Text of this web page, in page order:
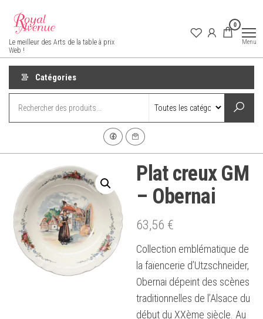
contenu
Royal Avenue
Le meilleur des Arts de la table à prix
Web !
0
Menu
Catégories
Plat creux GM
– Obernai
63,56 €
Collection emblématique de
la faïencerie d’Utzschneider,
Obernai dépeint des scènes
traditionnelles de l’Alsace du
début du XXème siècle. Au